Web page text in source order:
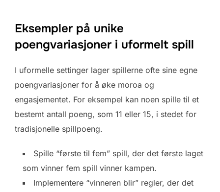
Eksempler på unike
poengvariasjoner i uformelt spill
I uformelle settinger lager spillerne ofte sine egne
poengvariasjoner for å øke moroa og
engasjementet. For eksempel kan noen spille til et
bestemt antall poeng, som 11 eller 15, i stedet for
tradisjonelle spillpoeng.
Spille “første til fem” spill, der det første laget
som vinner fem spill vinner kampen.
Implementere “vinneren blir” regler, der det